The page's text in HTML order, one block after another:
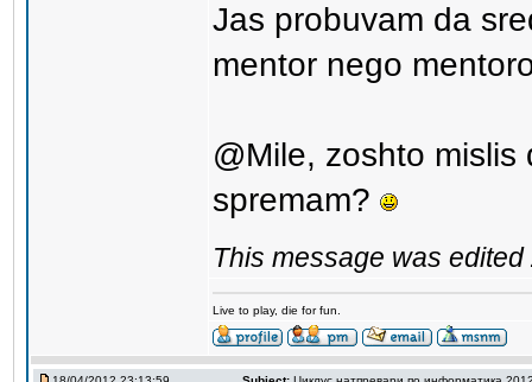
Jas probuvam da
mentor nego
@Mile, zoshto
spremam?
This message was
Live to play, die for fun.